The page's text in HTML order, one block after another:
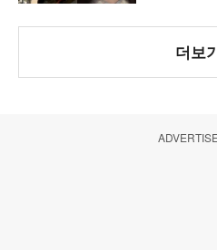
더보